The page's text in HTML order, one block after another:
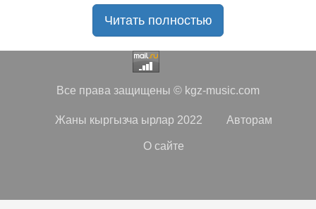
на замену старому? В таком случае вы обратились по
радостью приветствует своих старых и новых
чудесную подборку самых лучших песен всех времён
старых и новых треков, самые востребованные и
популярные композиции отечественных и зарубежных
с возможностью безлимитного онлайн прослушивания.
Читать полностью
Все права защищены © kgz-music.com
Жаны кыргызча ырлар 2022 Авторам
О сайте